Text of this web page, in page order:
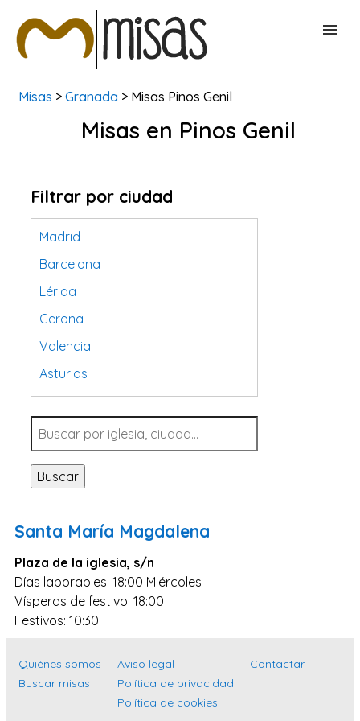
BUSCAR MISAS
Misas > Granada > Misas Pinos Genil
Misas en Pinos Genil
Filtrar por ciudad
Madrid
Barcelona
Lérida
Gerona
Valencia
Asturias
Tarragona
Navarra
Valladolid
Sevilla
Santa Cruz de Tenerife
Cantabria
Islas Baleares
Las Palmas
Buscar
Santa María Magdalena
Plaza de la iglesia, s/n
Días laborables: 18:00 Miércoles
Vísperas de festivo: 18:00
Festivos: 10:30
Quiénes somos
Buscar misas
Aviso legal
Política de privacidad
Política de cookies
Contactar